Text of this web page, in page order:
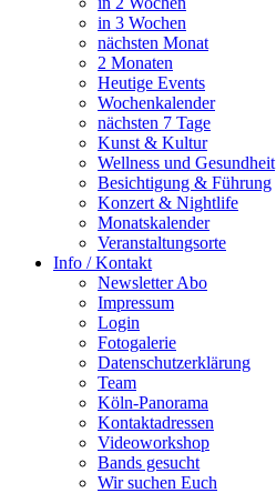
in 3 Wochen
nächsten Monat
2 Monaten
Heutige Events
Wochenkalender
nächsten 7 Tage
Kunst & Kultur
Wellness und Gesundheit
Besichtigung & Führung
Konzert & Nightlife
Monatskalender
Veranstaltungsorte
Info / Kontakt
Newsletter Abo
Impressum
Login
Fotogalerie
Datenschutzerklärung
Team
Köln-Panorama
Kontaktadressen
Videoworkshop
Bands gesucht
Wir suchen Euch